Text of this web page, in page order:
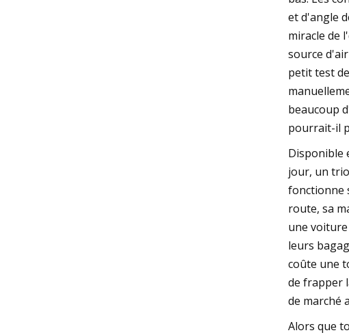
et d'angle
miracle de
source
petit test
beaucoup
pourrait-il
Disponible
jour, un
fonctionne
route, sa
une
leurs
coûte une
de frapper
de marché
Alors que